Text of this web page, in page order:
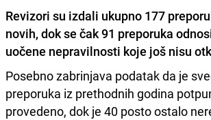
Revizori su izdali ukupno 177
novih, dok se čak 91 preporuka
uočene nepravilnosti koje još nisu
Posebno zabrinjava podatak da je
preporuka iz prethodnih godina
provedeno, dok je 40 posto ostalo